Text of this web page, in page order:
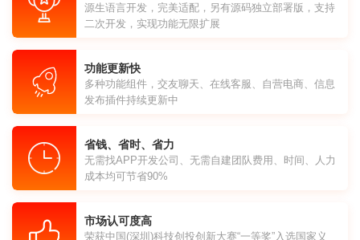
源生语言开发，完美适配，另有源码独立部署版，支持
二次开发，实现功能无限扩展
功能更新快
多种功能组件，交友聊天、在线客服、自营电商、信息
发布插件持续更新中
省钱、省时、省力
无需找APP开发公司、无需自建团队费用、时间、人力
成本均可节省90%
市场认可度高
荣获中国(深圳)科技创投创新大赛“一等奖”入选国家义